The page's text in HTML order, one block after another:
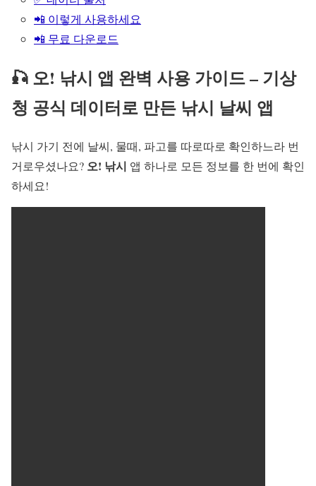
📲 이렇게 사용하세요
📲 무료 다운로드
🎣 오! 낚시 앱 완벽 사용 가이드 – 기상
청 공식 데이터로 만든 낚시 날씨 앱
낚시 가기 전에 날씨, 물때, 파고를 따로따로 확인하느라 번
거로우셨나요? 오! 낚시 앱 하나로 모든 정보를 한 번에 확인
하세요!